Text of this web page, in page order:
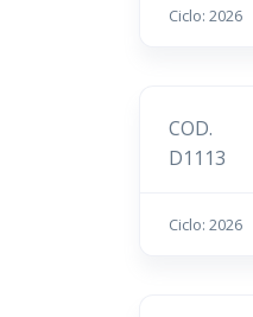
Ciclo: 2026
COD.
D1113
Ciclo: 2026